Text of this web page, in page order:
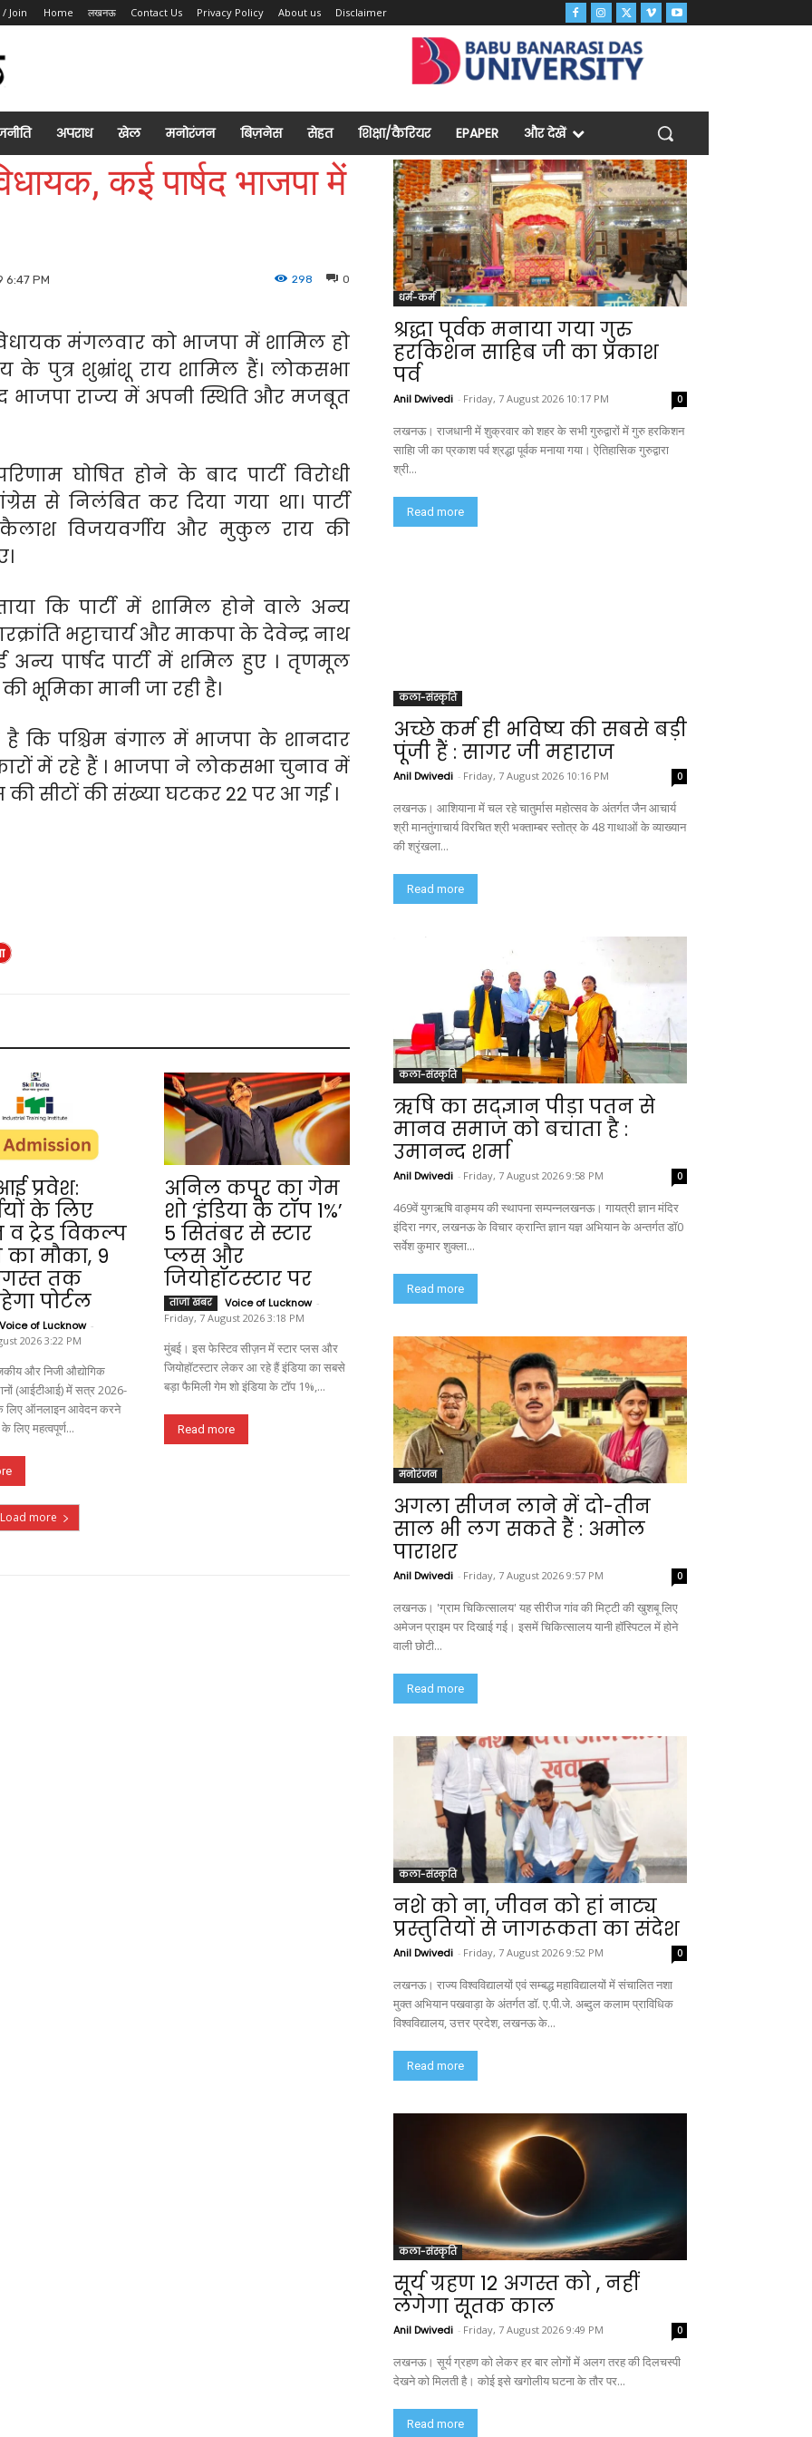
/ Join Home लखनऊ Contact Us Privacy Policy About us Disclaimer
अपराध खेल मनोरंजन बिज़नेस सेहत शिक्षा/कैरियर EPAPER और देखें
कई पार्षद भाजपा में
6:47 PM 0
298
मंगलवार को भाजपा में शामिल हो
पुत्र शुभ्रांशू राय शामिल हैं। लोकसभा
भाजपा राज्य में अपनी स्थिति और मजबूत
घोषित होने के बाद पार्टी विरोधी
से निलंबित कर दिया गया था। पार्टी
विजयवर्गीय और मुकुल राय की
कि पार्टी में शामिल होने वाले अन्य
भट्टाचार्य और माकपा के देवेन्द्र नाथ
पार्षद पार्टी में शमिल हुए । तृणमूल
भूमिका मानी जा रही है।
कि पश्चिम बंगाल में भाजपा के शानदार
में रहे हैं । भाजपा ने लोकसभा चुनाव में
सीटों की संख्या घटकर 22 पर आ गई ।
प्रवेश:
के लिए
व ट्रेड विकल्प
मौका, 9
तक
पोर्टल
Voice of Lucknow -
2026 3:22 PM
और निजी औद्योगिक
(आईटीआई) में सत्र 2026-
लिए ऑनलाइन आवेदन करने
लिए महत्वपूर्ण...
अनिल कपूर का गेम
शो ‘इंडिया के टॉप 1%’
5 सितंबर से स्टार
प्लस और
जियोहॉटस्टार पर
ताजा खबर Voice of Lucknow -
Friday, 7 August 2026 3:18 PM
मुंबई। इस फेस्टिव सीज़न में स्टार प्लस और
जियोहॉटस्टार लेकर आ रहे हैं इंडिया का सबसे
बड़ा फैमिली गेम शो इंडिया के टॉप 1%,...
Read more
Load more
धर्म-कर्म
श्रद्धा पूर्वक मनाया गया गुरु
हरकिशन साहिब जी का प्रकाश
पर्व
Anil Dwivedi - Friday, 7 August 2026 10:17 PM 0
लखनऊ। राजधानी में शुक्रवार को शहर के सभी गुरुद्वारों में गुरु हरकिशन
साहिा जी का प्रकाश पर्व श्रद्धा पूर्वक मनाया गया। ऐतिहासिक गुरुद्वारा
श्री...
Read more
कला-संस्कृति
अच्छे कर्म ही भविष्य की सबसे बड़ी
पूंजी हैं : सागर जी महाराज
Anil Dwivedi - Friday, 7 August 2026 10:16 PM 0
लखनऊ। आशियाना में चल रहे चातुर्मास महोत्सव के अंतर्गत जैन आचार्य
श्री मानतुंगाचार्य विरचित श्री भक्ताम्बर स्तोत्र के 48 गाथाओं के व्याख्यान
की श्रृंखला...
Read more
कला-संस्कृति
ऋषि का सद्ज्ञान पीड़ा पतन से
मानव समाज को बचाता है :
उमानन्द शर्मा
Anil Dwivedi - Friday, 7 August 2026 9:58 PM 0
469वें युगऋषि वाङ्मय की स्थापना सम्पन्नलखनऊ। गायत्री ज्ञान मंदिर
इंदिरा नगर, लखनऊ के विचार क्रान्ति ज्ञान यज्ञ अभियान के अन्तर्गत डॉ0
सर्वेश कुमार शुक्ला...
Read more
मनोरंजन
अगला सीजन लाने में दो-तीन
साल भी लग सकते हैं : अमोल
पाराशर
Anil Dwivedi - Friday, 7 August 2026 9:57 PM 0
लखनऊ। 'ग्राम चिकित्सालय' यह सीरीज गांव की मिट्टी की खुशबू लिए
अमेजन प्राइम पर दिखाई गई। इसमें चिकित्सालय यानी हॉस्पिटल में होने
वाली छोटी...
Read more
कला-संस्कृति
नशे को ना, जीवन को हां नाट्य
प्रस्तुतियों से जागरूकता का संदेश
Anil Dwivedi - Friday, 7 August 2026 9:52 PM 0
लखनऊ। राज्य विश्वविद्यालयों एवं सम्बद्ध महाविद्यालयों में संचालित नशा
मुक्त अभियान पखवाड़ा के अंतर्गत डॉ. ए.पी.जे. अब्दुल कलाम प्राविधिक
विश्वविद्यालय, उत्तर प्रदेश, लखनऊ के...
Read more
कला-संस्कृति
सूर्य ग्रहण 12 अगस्त को , नहीं
लगेगा सूतक काल
Anil Dwivedi - Friday, 7 August 2026 9:49 PM 0
लखनऊ। सूर्य ग्रहण को लेकर हर बार लोगों में अलग तरह की दिलचस्पी
देखने को मिलती है। कोई इसे खगोलीय घटना के तौर पर...
Read more